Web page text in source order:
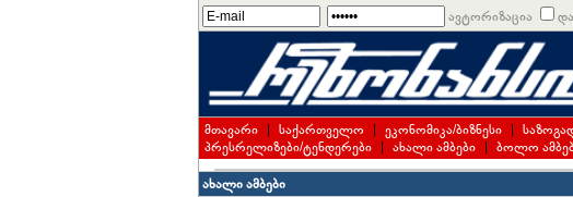
ავტორიზაცია
მთავარი | საქართველო | ეკონომიკა/ბიზნესი |
პრესრელიზები/ტენდერები | ახალი ამბები | ბოლო
ახალი ამბები